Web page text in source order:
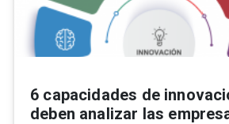
6 capacidades de
deben analizar las